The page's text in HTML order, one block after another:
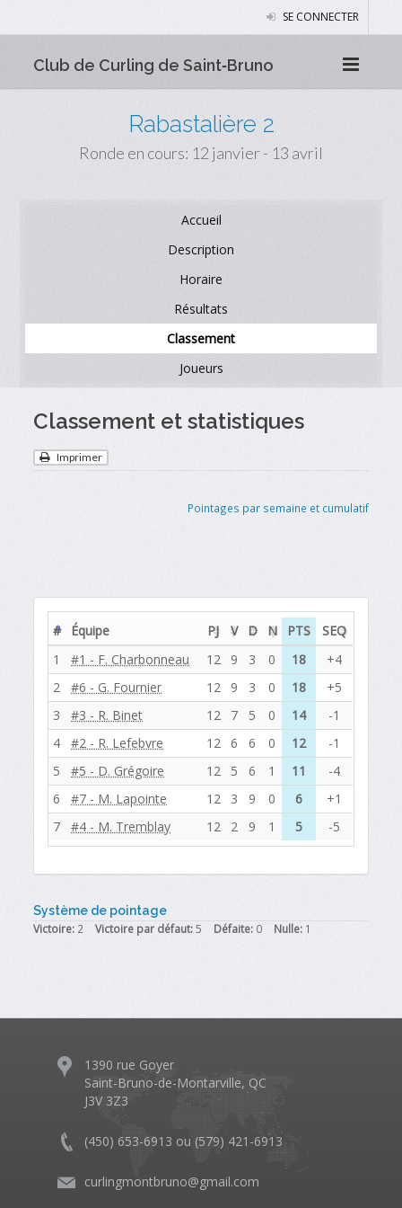
SE CONNECTER
Club de Curling de Saint‑Bruno
Rabastalière 2
Ronde en cours: 12 janvier - 13 avril
Accueil
Description
Horaire
Résultats
Classement
Joueurs
Classement et statistiques
Imprimer
Pointages par semaine et cumulatif
# Équipe PJ V D N PTS
SEQ
1
#1 - F. Charbonneau 12 9 3 0 18
+4
2
#6 - G. Fournier 12 9 3 0 18
+5
3
#3 - R. Binet 12 7 5 0 14
-1
4
#2 - R. Lefebvre 12 6 6 0 12
-1
5
#5 - D. Grégoire 12 5 6 1 11
-4
6
#7 - M. Lapointe 12 3 9 0 6
+1
7
#4 - M. Tremblay 12 2 9 1 5 -5
Système de pointage
Victoire: 2 Victoire par défaut:5 Défaite: 0 Nulle: 1
1390 rue Goyer
Saint-Bruno-de-Montarville, QC
J3V 3Z3
(450) 653-6913 ou (579) 421-6913
curlingmontbruno@gmail.com